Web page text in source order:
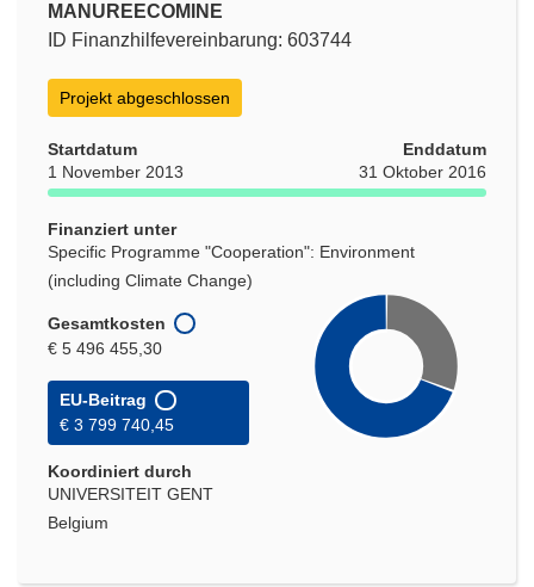
MANUREECOMINE
ID Finanzhilfevereinbarung: 603744
Projekt abgeschlossen
Startdatum
1 November 2013
Enddatum
31 Oktober 2016
Finanziert unter
Specific Programme "Cooperation": Environment
(including Climate Change)
Gesamtkosten
€ 5 496 455,30
EU-Beitrag
€ 3 799 740,45
Koordiniert durch
UNIVERSITEIT GENT
Belgium